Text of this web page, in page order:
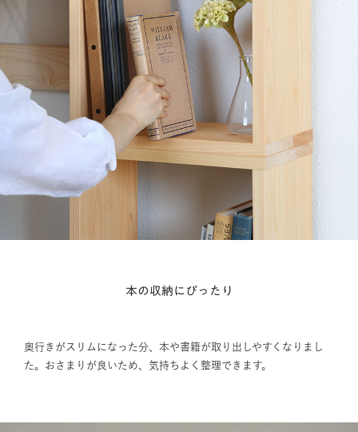
本の収納にぴったり
奥行きがスリムになった分、本や書籍が取り出しやすくなりまし
た。おさまりが良いため、気持ちよく整理できます。